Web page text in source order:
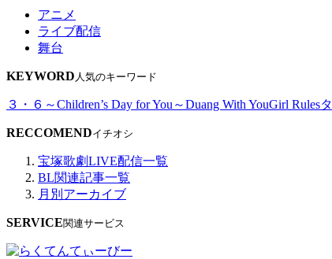
アニメ
ライブ配信
舞台
KEYWORD 人気のキーワード
３・６～Children’s Day for You～Duang With YouGirl Rules
RECCOMENDイチオシ
宝塚歌劇LIVE配信一覧
BL関連記事一覧
月別アーカイブ
SERVICE関連サービス